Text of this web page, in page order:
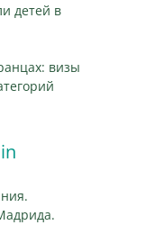
детей в
визы